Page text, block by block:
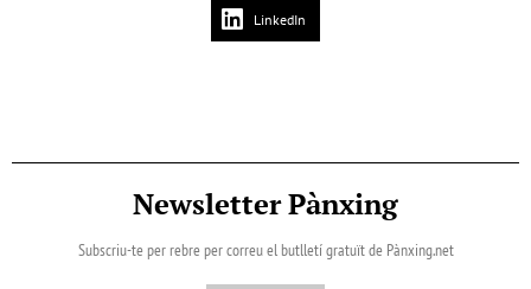
LinkedIn
Newsletter Pànxing
Subscriu-te per rebre per correu el butlletí gratuït de Pànxing.net​